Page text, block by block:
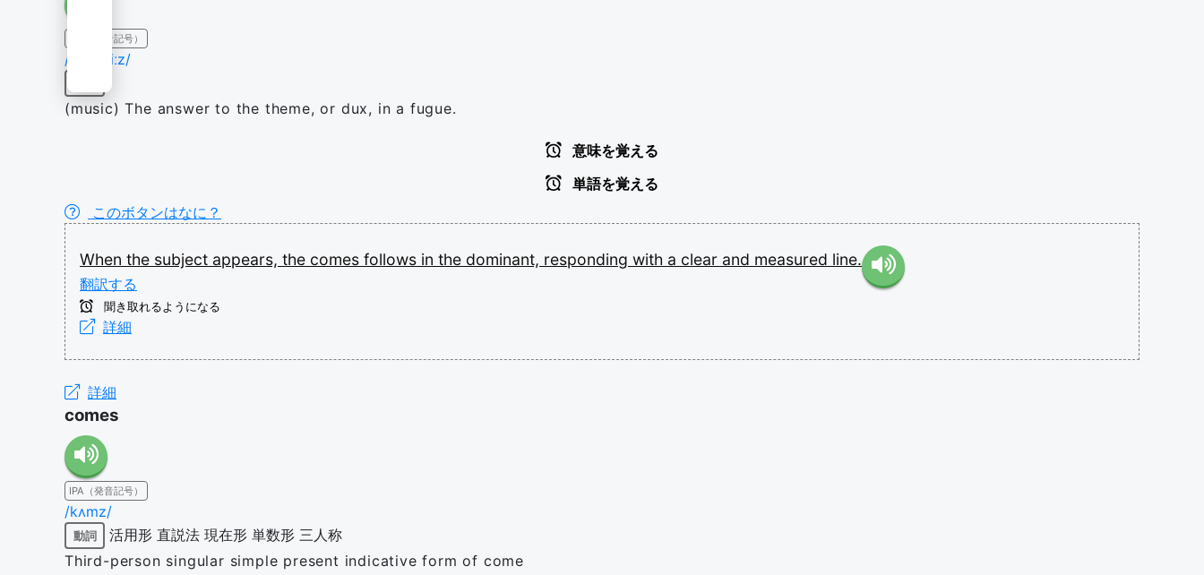
IPA（発音記号）
/ˈkəʊmiːz/
(music) The answer to the theme, or dux, in a fugue.
意味を覚える
単語を覚える
このボタンはなに？
When the subject appears, the comes follows in the dominant, responding with a clear and measured line.
翻訳する
聞き取れるようになる
詳細
詳細
comes
IPA（発音記号）
/kʌmz/
動詞 活用形 直説法 現在形 単数形 三人称
Third-person singular simple present indicative form of come